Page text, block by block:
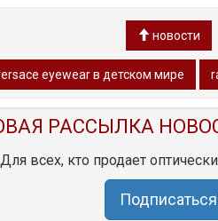
новости
eyewear в детском мире
РАССЫЛКА
Для всех, кто продает